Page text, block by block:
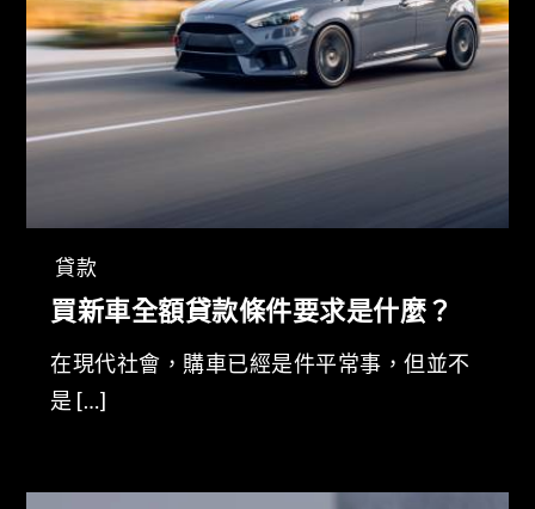
貸款
買新車全額貸款條件要求是什麼？
在現代社會，購車已經是件平常事，但並不
是 […]